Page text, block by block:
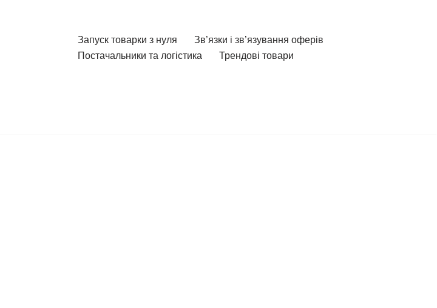
Запуск товарки з нуля
Зв’язки і зв’язування оферів
Постачальники та логістика
Трендові товари